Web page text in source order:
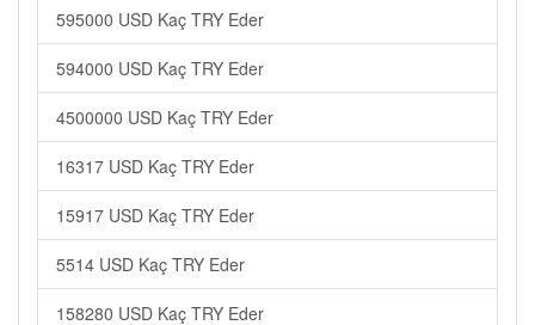
595000 USD Kaç TRY Eder
594000 USD Kaç TRY Eder
4500000 USD Kaç TRY Eder
16317 USD Kaç TRY Eder
15917 USD Kaç TRY Eder
5514 USD Kaç TRY Eder
158280 USD Kaç TRY Eder